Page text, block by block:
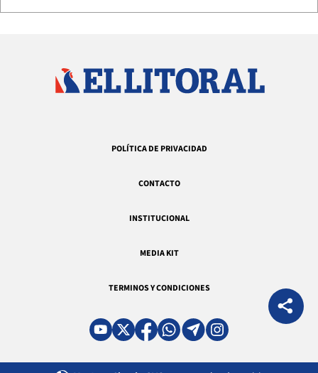
POLÍTICA DE PRIVACIDAD
CONTACTO
INSTITUCIONAL
MEDIA KIT
TERMINOS Y CONDICIONES